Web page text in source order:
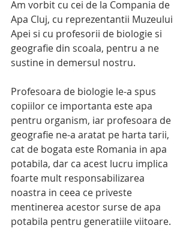
Am vorbit cu cei de la Compania de
Apa Cluj, cu reprezentantii Muzeului
Apei si cu profesorii de biologie si
geografie din scoala, pentru a ne
sustine in demersul nostru.
Profesoara de biologie le-a spus
copiilor ce importanta este apa
pentru organism, iar profesoara de
geografie ne-a aratat pe harta tarii,
cat de bogata este Romania in apa
potabila, dar ca acest lucru implica
foarte mult responsabilizarea
noastra in ceea ce priveste
mentinerea acestor surse de apa
potabila pentru generatiile viitoare.